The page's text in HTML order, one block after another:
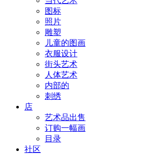
图标
照片
雕塑
儿童的图画
衣服设计
街头艺术
人体艺术
内部的
刺绣
店
艺术品出售
订购一幅画
目录
社区